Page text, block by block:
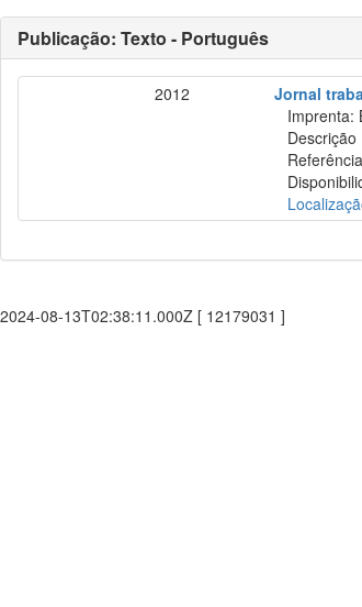
Publicação: Texto - Português
2012
Jornal
Imprenta:
Descrição
2024-08-13T02:38:11.000Z [ 12179031 ]